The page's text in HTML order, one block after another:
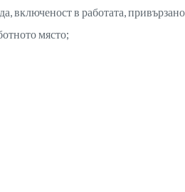
включеност в работата,
място;